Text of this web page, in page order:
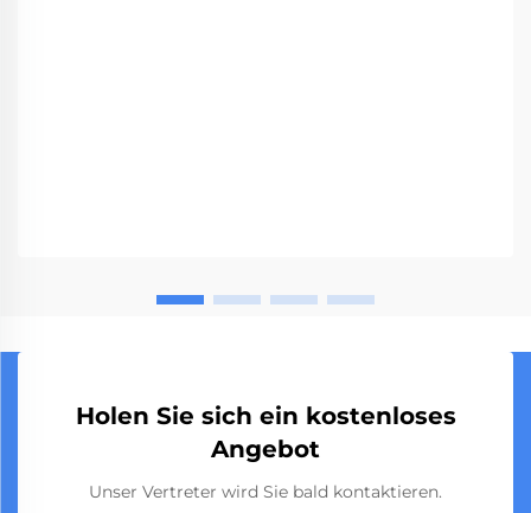
Holen Sie sich ein kostenloses
Angebot
Unser Vertreter wird Sie bald kontaktieren.